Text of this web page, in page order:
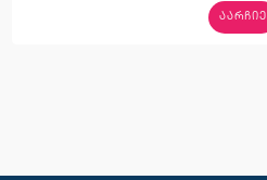
ᲐᲐᲠᲩᲘᲔ